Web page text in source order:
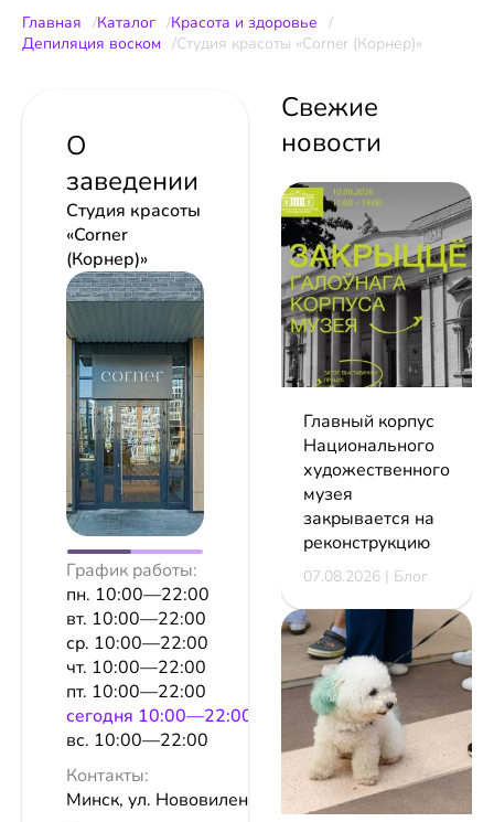
Главная Каталог
Красота и здоровье
Депиляция воском
Студия красоты «Corner (Корнер)»
О
заведении
Студия красоты
«Corner
(Корнер)»
График работы:
пн. 10:00—22:00
вт. 10:00—22:00
ср. 10:00—22:00
чт. 10:00—22:00
пт. 10:00—22:00
сeгодня 10:00—22:00
вс. 10:00—22:00
Контакты:
Минск, ул. Нововиленская, 31
Свежие
новости
Главный корпус
Национального
художественного
музея
закрывается на
реконструкцию
07.08.2026 | Блог